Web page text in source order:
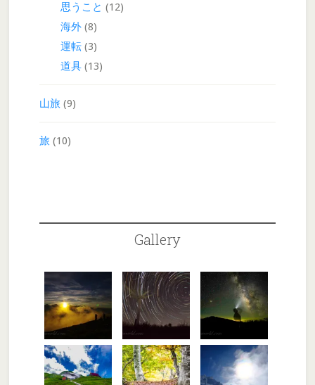
思うこと (12)
海外(8)
運転(3)
道具(13)
山旅 (9)
旅 (10)
Gallery